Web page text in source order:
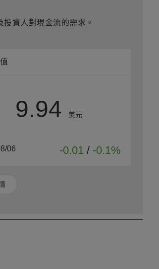
資人對現金流的需求。
9.94 美元
06 -0.01 / -0.1%